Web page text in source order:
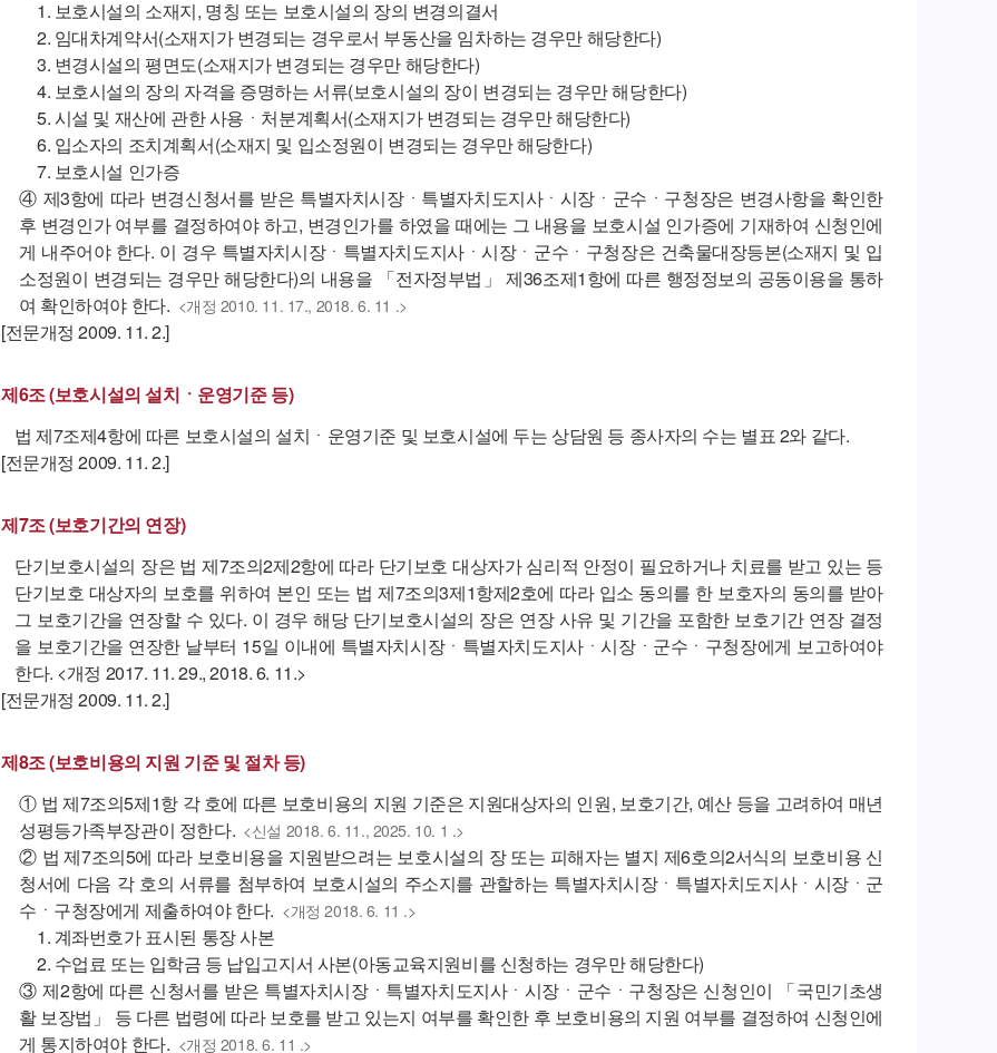
1. 보호시설의 소재지, 명칭 또는 보호시설의 장의 변경의결서
2. 임대차계약서(소재지가 변경되는 경우로서 부동산을 임차하는 경우만 해당한다)
3. 변경시설의 평면도(소재지가 변경되는 경우만 해당한다)
4. 보호시설의 장의 자격을 증명하는 서류(보호시설의 장이 변경되는 경우만 해당한다)
5. 시설 및 재산에 관한 사용ㆍ처분계획서(소재지가 변경되는 경우만 해당한다)
6. 입소자의 조치계획서(소재지 및 입소정원이 변경되는 경우만 해당한다)
7. 보호시설 인가증
④ 제3항에 따라 변경신청서를 받은 특별자치시장ㆍ특별자치도지사ㆍ시장ㆍ군수ㆍ구청장은 변경사항을 확인한
후 변경인가 여부를 결정하여야 하고, 변경인가를 하였을 때에는 그 내용을 보호시설 인가증에 기재하여 신청인에
게 내주어야 한다. 이 경우 특별자치시장ㆍ특별자치도지사ㆍ시장ㆍ군수ㆍ구청장은 건축물대장등본(소재지 및 입
소정원이 변경되는 경우만 해당한다)의 내용을 「전자정부법」 제36조제1항에 따른 행정정보의 공동이용을 통하
여 확인하여야 한다. <개정 2010. 11. 17., 2018. 6. 11 .>
[전문개정 2009. 11. 2.]
제6조 (보호시설의 설치ㆍ운영기준 등)
법 제7조제4항에 따른 보호시설의 설치ㆍ운영기준 및 보호시설에 두는 상담원 등 종사자의 수는 별표 2와 같다.
[전문개정 2009. 11. 2.]
제7조 (보호기간의 연장)
단기보호시설의 장은 법 제7조의2제2항에 따라 단기보호 대상자가 심리적 안정이 필요하거나 치료를 받고 있는 등
단기보호 대상자의 보호를 위하여 본인 또는 법 제7조의3제1항제2호에 따라 입소 동의를 한 보호자의 동의를 받아
그 보호기간을 연장할 수 있다. 이 경우 해당 단기보호시설의 장은 연장 사유 및 기간을 포함한 보호기간 연장 결정
을 보호기간을 연장한 날부터 15일 이내에 특별자치시장ㆍ특별자치도지사ㆍ시장ㆍ군수ㆍ구청장에게 보고하여야
한다. <개정 2017. 11. 29., 2018. 6. 11.>
[전문개정 2009. 11. 2.]
제8조 (보호비용의 지원 기준 및 절차 등)
① 법 제7조의5제1항 각 호에 따른 보호비용의 지원 기준은 지원대상자의 인원, 보호기간, 예산 등을 고려하여 매년
성평등가족부장관이 정한다. <신설 2018. 6. 11., 2025. 10. 1 .>
② 법 제7조의5에 따라 보호비용을 지원받으려는 보호시설의 장 또는 피해자는 별지 제6호의2서식의 보호비용 신
청서에 다음 각 호의 서류를 첨부하여 보호시설의 주소지를 관할하는 특별자치시장ㆍ특별자치도지사ㆍ시장ㆍ군
수ㆍ구청장에게 제출하여야 한다. <개정 2018. 6. 11 .>
1. 계좌번호가 표시된 통장 사본
2. 수업료 또는 입학금 등 납입고지서 사본(아동교육지원비를 신청하는 경우만 해당한다)
③ 제2항에 따른 신청서를 받은 특별자치시장ㆍ특별자치도지사ㆍ시장ㆍ군수ㆍ구청장은 신청인이 「국민기초생
활 보장법」 등 다른 법령에 따라 보호를 받고 있는지 여부를 확인한 후 보호비용의 지원 여부를 결정하여 신청인에
게 통지하여야 한다. <개정 2018. 6. 11 .>